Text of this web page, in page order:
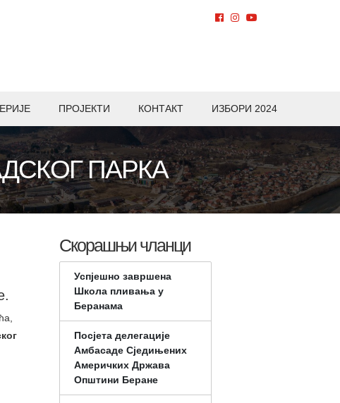
ПРОЈЕКТИ КОНТАКТ ИЗБОРИ 2024
ПАРКА
Скорашњи чланци
Успјешно завршена
Школа пливања у
Беранама
Посјета делегације
Амбасаде Сједињених
Америчких Држава
Општини Беране